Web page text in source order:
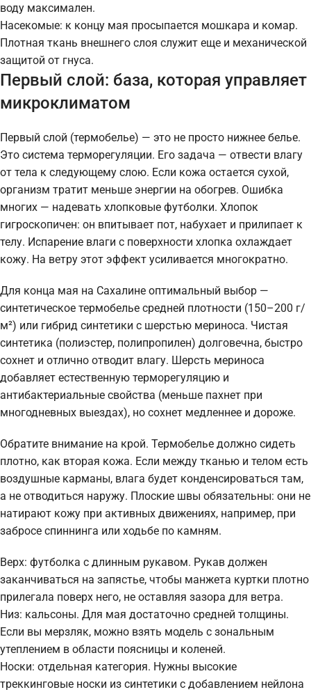
воду максимален.
Насекомые: к концу мая просыпается мошкара и комар.
Плотная ткань внешнего слоя служит еще и механической
защитой от гнуса.
Первый слой: база, которая управляет
микроклиматом
Первый слой (термобелье) — это не просто нижнее белье.
Это система терморегуляции. Его задача — отвести влагу
от тела к следующему слою. Если кожа остается сухой,
организм тратит меньше энергии на обогрев. Ошибка
многих — надевать хлопковые футболки. Хлопок
гигроскопичен: он впитывает пот, набухает и прилипает к
телу. Испарение влаги с поверхности хлопка охлаждает
кожу. На ветру этот эффект усиливается многократно.
Для конца мая на Сахалине оптимальный выбор —
синтетическое термобелье средней плотности (150–200 г/
м²) или гибрид синтетики с шерстью мериноса. Чистая
синтетика (полиэстер, полипропилен) долговечна, быстро
сохнет и отлично отводит влагу. Шерсть мериноса
добавляет естественную терморегуляцию и
антибактериальные свойства (меньше пахнет при
многодневных выездах), но сохнет медленнее и дороже.
Обратите внимание на крой. Термобелье должно сидеть
плотно, как вторая кожа. Если между тканью и телом есть
воздушные карманы, влага будет конденсироваться там,
а не отводиться наружу. Плоские швы обязательны: они не
натирают кожу при активных движениях, например, при
забросе спиннинга или ходьбе по камням.
Верх: футболка с длинным рукавом. Рукав должен
заканчиваться на запястье, чтобы манжета куртки плотно
прилегала поверх него, не оставляя зазора для ветра.
Низ: кальсоны. Для мая достаточно средней толщины.
Если вы мерзляк, можно взять модель с зональным
утеплением в области поясницы и коленей.
Носки: отдельная категория. Нужны высокие
треккинговые носки из синтетики с добавлением нейлона